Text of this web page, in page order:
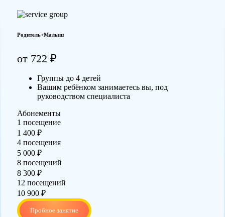
Родитель+Малыш
от 722 ₽
Группы до 4 детей
Вашим ребёнком занимаетесь вы, под
руководством специалиста
Абонементы
1 посещение
1 400 ₽
4 посещения
5 000 ₽
8 посещений
8 300 ₽
12 посещений
10 900 ₽
Пробное занятие